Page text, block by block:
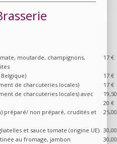
moutarde, champignons,
de charcuteries locales)
de charcuteries locales) avec
préparé/ non préparé, crudités et
et sauce tomate (origine UE)
au fromage, jambon
17 €
17 €
17 €
20 €